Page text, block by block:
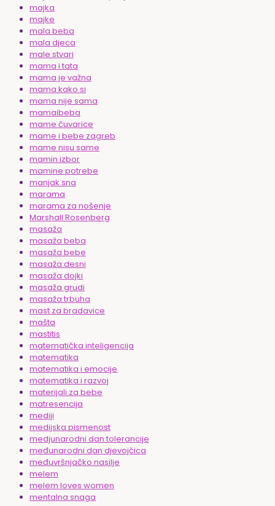
majka
majke
mala beba
mala djeca
male stvari
mama i tata
mama je važna
mama kako si
mama nije sama
mamaibeba
mame čuvarice
mame i bebe zagreb
mame nisu same
mamin izbor
mamine potrebe
manjak sna
marama
marama za nošenje
Marshall Rosenberg
masaža
masaža beba
masaža bebe
masaža desni
masaža dojki
masaža grudi
masaža trbuha
mast za bradavice
mašta
mastitis
matematička inteligencija
matematika
matematika i emocije
matematika i razvoj
materijali za bebe
matresencija
mediji
medijska pismenost
medjunarodni dan tolerancije
međunarodni dan djevojčica
međuvršnjačko nasilje
melem
melem loves women
mentalna snaga